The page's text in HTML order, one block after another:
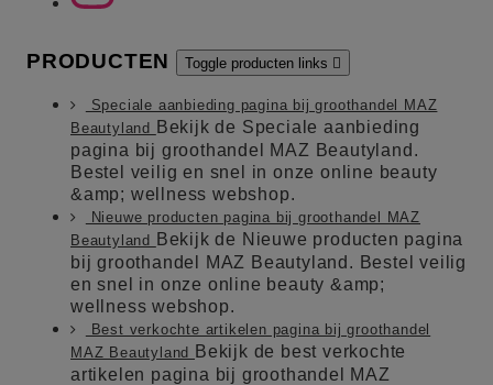
PRODUCTEN Toggle producten links 
Speciale aanbieding pagina bij groothandel MAZ
Beautyland
Bekijk de Speciale aanbieding
pagina bij groothandel MAZ Beautyland.
Bestel veilig en snel in onze online beauty
&amp; wellness webshop.
Nieuwe producten pagina bij groothandel MAZ
Beautyland
Bekijk de Nieuwe producten pagina
bij groothandel MAZ Beautyland. Bestel veilig
en snel in onze online beauty &amp;
wellness webshop.
Best verkochte artikelen pagina bij groothandel
MAZ Beautyland
Bekijk de best verkochte
artikelen pagina bij groothandel MAZ